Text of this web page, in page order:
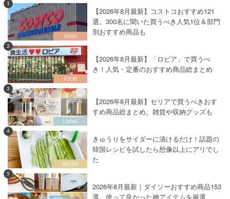
1
【2026年8月最新】コストコおすすめ121
選。300名に聞いた買うべき人気1位＆部門
別おすすめ商品も
2
【2026年8月最新】「ロピア」で買うべ
き！人気・定番のおすすめ商品総まとめ
3
【2026年8月最新】セリアで買うべきおす
すめ商品総まとめ。雑貨や収納グッズも
4
きゅうりをサイダーに漬けるだけ！話題の
韓国レシピを試したら想像以上にアリでし
た
5
2026年8月最新｜ダイソーおすすめ商品153
選。使って良かった神アイテムを厳選